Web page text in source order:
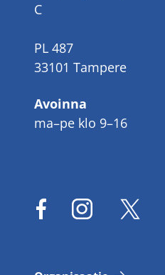
C
PL 487
33101 Tampere
Avoinna
ma–pe klo 9–16